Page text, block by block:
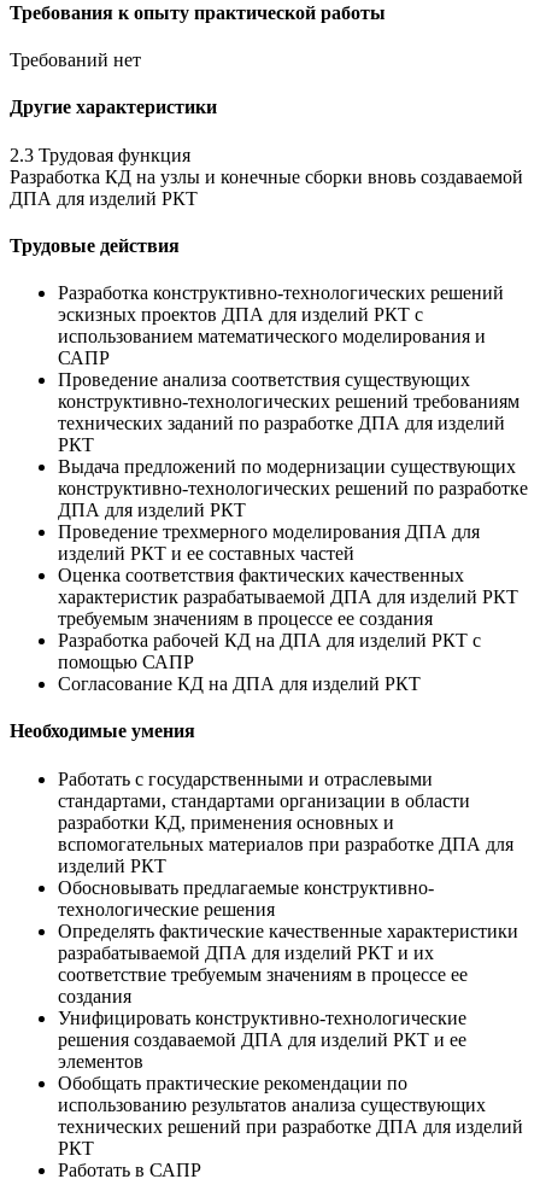
Требования к опыту практической работы
Требований нет
Другие характеристики
2.3 Трудовая функция
Разработка КД на узлы и конечные сборки вновь создаваемой
ДПА для изделий РКТ
Трудовые действия
Разработка конструктивно-технологических решений
эскизных проектов ДПА для изделий РКТ с
использованием математического моделирования и
САПР
Проведение анализа соответствия существующих
конструктивно-технологических решений требованиям
технических заданий по разработке ДПА для изделий
РКТ
Выдача предложений по модернизации существующих
конструктивно-технологических решений по разработке
ДПА для изделий РКТ
Проведение трехмерного моделирования ДПА для
изделий РКТ и ее составных частей
Оценка соответствия фактических качественных
характеристик разрабатываемой ДПА для изделий РКТ
требуемым значениям в процессе ее создания
Разработка рабочей КД на ДПА для изделий РКТ с
помощью САПР
Согласование КД на ДПА для изделий РКТ
Необходимые умения
Работать с государственными и отраслевыми
стандартами, стандартами организации в области
разработки КД, применения основных и
вспомогательных материалов при разработке ДПА для
изделий РКТ
Обосновывать предлагаемые конструктивно-
технологические решения
Определять фактические качественные характеристики
разрабатываемой ДПА для изделий РКТ и их
соответствие требуемым значениям в процессе ее
создания
Унифицировать конструктивно-технологические
решения создаваемой ДПА для изделий РКТ и ее
элементов
Обобщать практические рекомендации по
использованию результатов анализа существующих
технических решений при разработке ДПА для изделий
РКТ
Работать в САПР